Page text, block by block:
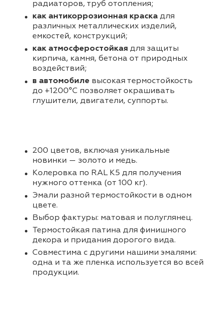
радиаторов, труб отопления;
как антикоррозионная краска для
различных металлических изделий,
емкостей, конструкций;
как атмосферостойкая для защиты
кирпича, камня, бетона от природных
воздействий;
в автомобиле высокая термостойкость
до +1200°С позволяет окрашивать
глушители, двигатели, суппорты.
200 цветов, включая уникальные
новинки — золото и медь.
Колеровка по RAL K5 для получения
нужного оттенка (от 100 кг).
Эмали разной термостойкости в одном
цвете.
Выбор фактуры: матовая и полуглянец.
Термостойкая патина для финишного
декора и придания дорогого вида.
Совместима с другими нашими эмалями:
одна и та же пленка используется во всей
продукции.